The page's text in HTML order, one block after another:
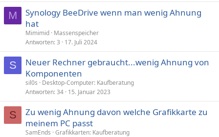
M
Synology BeeDrive wenn man wenig Ahnung
hat
Mimimid Massenspeicher
Antworten 3 17. Juli 2024
S
Neuer Rechner gebraucht...wenig Ahnung von
Komponenten
sil0s
Desktop-Computer: Kaufberatung
Antworten 34 15. Januar 2023
S
Zu wenig Ahnung davon welche Grafikkarte zu
meinem PC passt
SamEnds Grafikkarten: Kaufberatung